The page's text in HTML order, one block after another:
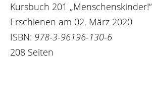
Kursbuch 201 „Menschenskinder!“
Erschienen am 02. März 2020
ISBN: 978-3-96196-130-6
208 Seiten